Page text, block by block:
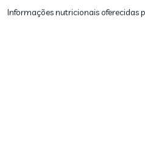
Informações nutricionais oferecidas